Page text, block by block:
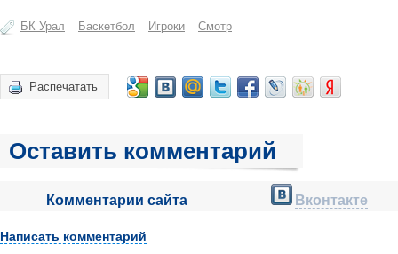
БК Урал Баскетбол Игроки Смотр
Распечатать
Оставить комментарий
Комментарии сайта Вконтакте
Написать комментарий